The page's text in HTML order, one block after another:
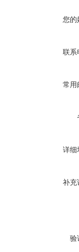
您的
联系
常用
详细
补充
验